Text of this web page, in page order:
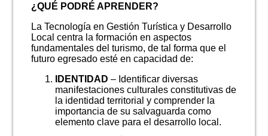
¿QUÉ PODRÉ APRENDER?
La Tecnología en Gestión Turística y Desarrollo
Local centra la formación en aspectos
fundamentales del turismo, de tal forma que el
futuro egresado esté en capacidad de:
IDENTIDAD– Identificar diversas
manifestaciones culturales constitutivas de
la identidad territorial y comprender la
importancia de su salvaguarda como
elemento clave para el desarrollo local.